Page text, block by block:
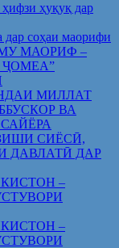
ҳуқуқ дар
соҳаи маорифи
МАОРИФ –
МИЛЛАТ
ВА
СИЁСӢ,
ДАВЛАТӢ ДАР
–
–